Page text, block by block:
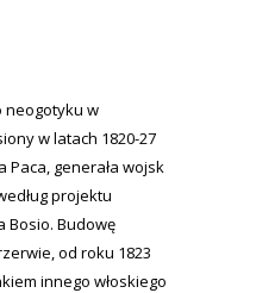
neogotyku w
w latach 1820-27
Paca, generała wojsk
projektu
Bosio. Budowę
od roku 1823
innego włoskiego